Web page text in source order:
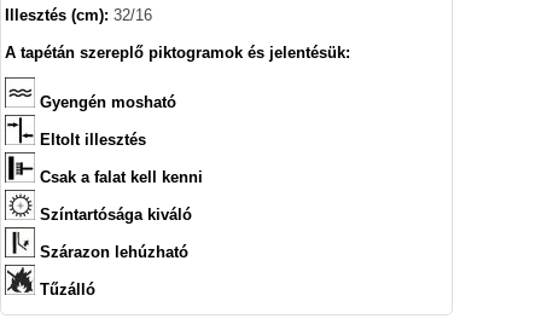
Illesztés (cm): 32/16
A tapétán szereplő piktogramok és jelentésük:
Gyengén mosható
Eltolt illesztés
Csak a falat kell kenni
Színtartósága kiváló
Szárazon lehúzható
Tűzálló